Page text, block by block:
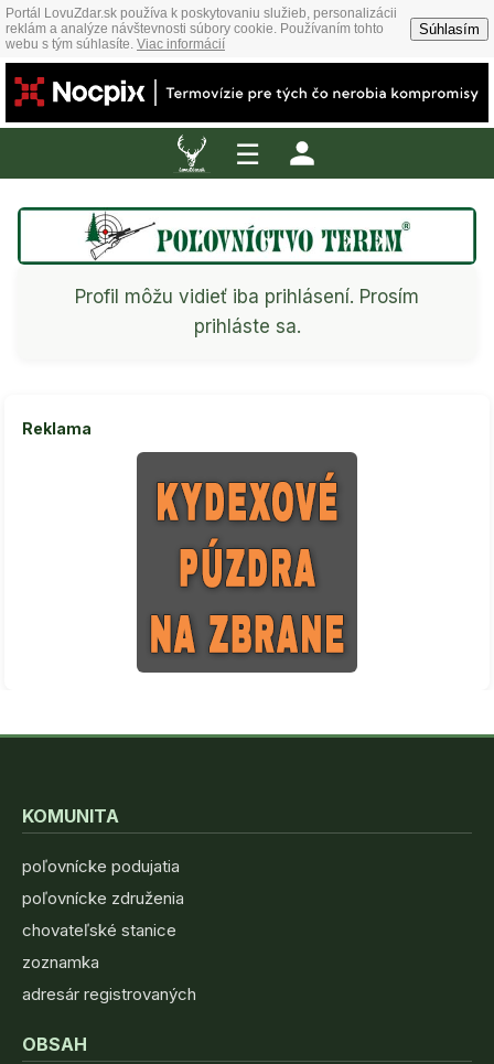
Portál LovuZdar.sk používa k poskytovaniu služieb, personalizácii
reklám a analýze návštevnosti súbory cookie. Používaním tohto
webu s tým súhlasíte. Viac informácií
Súhlasím
☰
Profil môžu vidieť iba prihlásení. Prosím
prihláste sa.
Reklama
KOMUNITA
poľovnícke podujatia
poľovnícke združenia
chovateľské stanice
zoznamka
adresár registrovaných
OBSAH